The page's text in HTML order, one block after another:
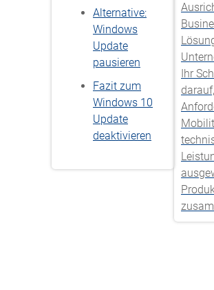
Alternative:
Windows
Update
pausieren
Fazit zum
Windows 10
Update
deaktivieren
Ihr